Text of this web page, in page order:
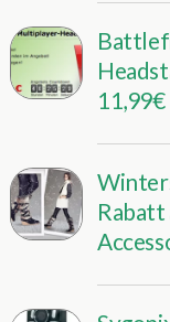
11,99€
Rabatt